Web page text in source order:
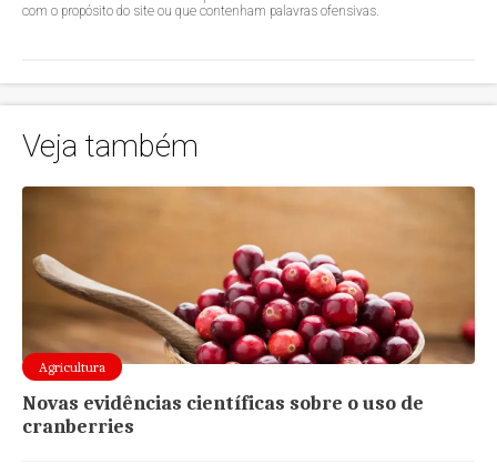
com o propósito do site ou que contenham palavras ofensivas.
Veja também
Agricultura
Novas evidências científicas sobre o uso de
cranberries